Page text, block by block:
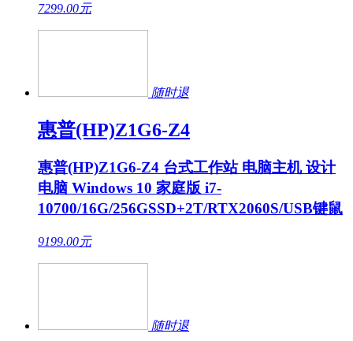
7299.00元
随时退
惠普(HP)Z1G6-Z4
惠普(HP)Z1G6-Z4 台式工作站 电脑主机 设计
电脑 Windows 10 家庭版 i7-
10700/16G/256GSSD+2T/RTX2060S/USB键鼠
9199.00元
随时退